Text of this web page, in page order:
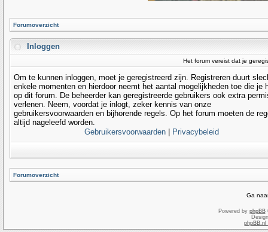
Forumoverzicht
Inloggen
Het forum vereist dat je
Om te kunnen inloggen, moet je geregistreerd zijn. Registreren duurt
enkele momenten en hierdoor neemt het aantal mogelijkheden toe die je
op dit forum. De beheerder kan geregistreerde gebruikers ook extra
verlenen. Neem, voordat je inlogt, zeker kennis van onze
gebruikersvoorwaarden en bijhorende regels. Op het forum moeten de
altijd nageleefd worden.
Gebruikersvoorwaarden
Privacybeleid
Forumoverzicht
Ga
Powered by phpBB
phpBB.nl